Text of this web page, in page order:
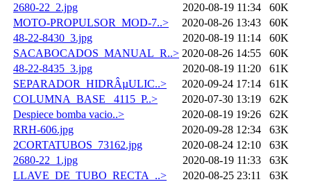
2680-22_2.jpg
2020-08-19 11:34
60K
MOTO-PROPULSOR_MOD-7..>
2020-08-26 13:43
60K
48-22-8430_3.jpg
2020-08-19 11:14
60K
SACABOCADOS_MANUAL_R..> 2020-08-26 14:55
60K
48-22-8435_3.jpg
2020-08-19 11:20
61K
SEPARADOR_HIDRÂµULIC..>
2020-09-24 17:14
61K
COLUMNA_BASE _4115_P..>
2020-07-30 13:19
62K
Despiece bomba vacio..>
2020-08-19 19:26
62K
RRH-606.jpg
2020-09-28 12:34
63K
2CORTATUBOS_73162.jpg
2020-08-24 12:10
63K
2680-22_1.jpg
2020-08-19 11:33
63K
LLAVE_DE_TUBO_RECTA_..>
2020-08-25 23:11
63K